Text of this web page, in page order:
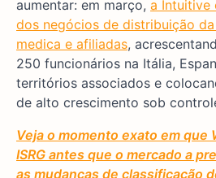
aumentar: em março, a Intuitive
dos negócios de distribuição
medica e afiliadas,
250 funcionários na Itália,
territórios associados e
de alto crescimento sob
Veja o momento exato em que
ISRG antes que o mercado a
as mudanças de classificação